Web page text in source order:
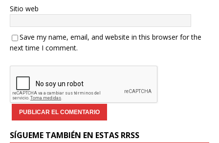
Sitio web
Save my name, email, and website in this browser for the
next time I comment.
SÍGUEME TAMBIÉN EN ESTAS RRSS